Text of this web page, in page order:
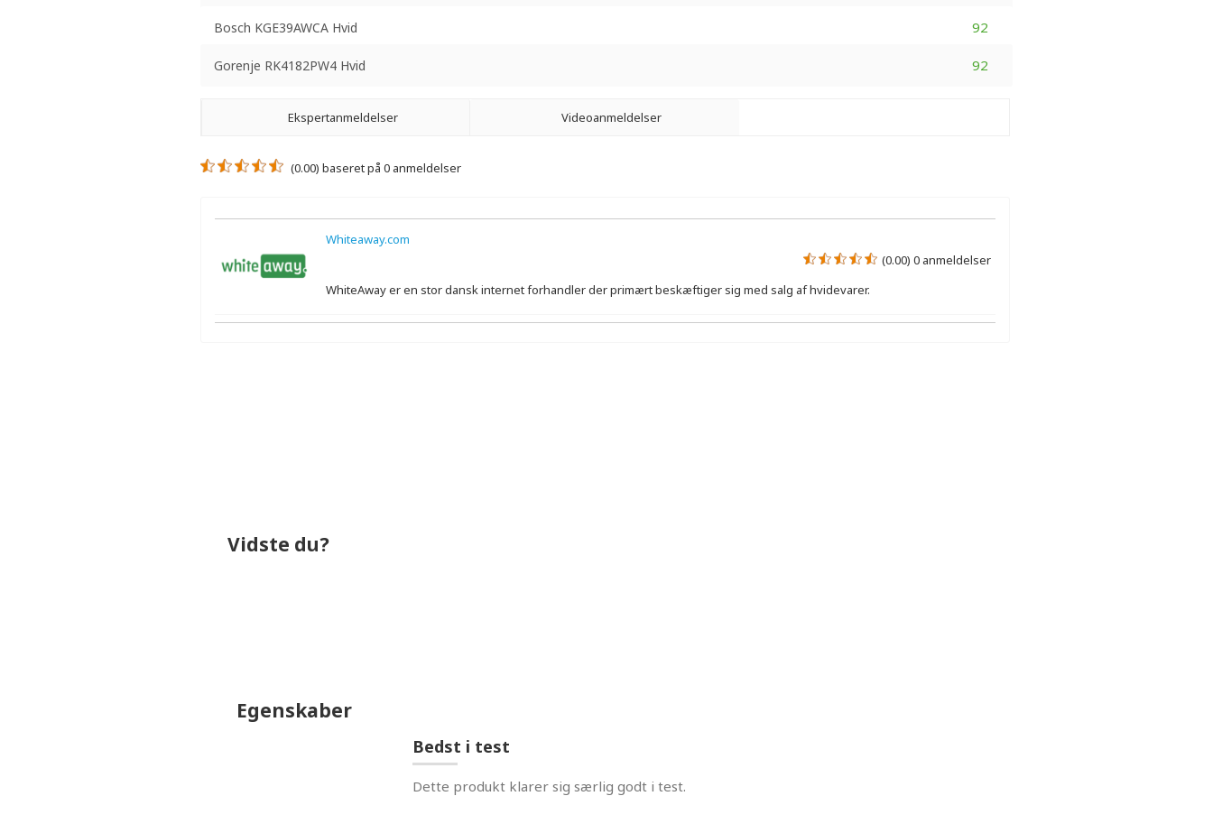
92
Bosch KGE39AWCA Hvid
92
Gorenje RK4182PW4 Hvid
Ekspertanmeldelser Videoanmeldelser
(0.00) baseret på 0 anmeldelser
Whiteaway.com
(0.00) 0 anmeldelser
WhiteAway er en stor dansk internet forhandler der primært beskæftiger sig med salg af hvidevarer.
Vidste du?
Egenskaber
Bedst i test
Dette produkt klarer sig særlig godt i test.